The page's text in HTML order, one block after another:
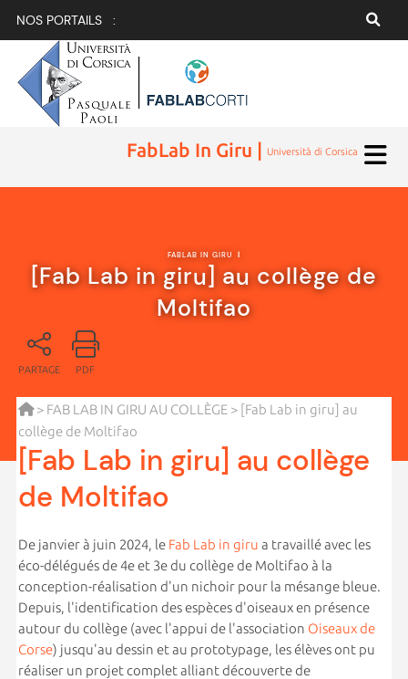
NOS PORTAILS :
FabLab In Giru | Università di Corsica
FABLAB IN GIRU |
[Fab Lab in giru] au collège de
Moltifao
PARTAGE PDF
> FAB LAB IN GIRU AU COLLÈGE > [Fab Lab in giru] au
collège de Moltifao
[Fab Lab in giru] au collège
de Moltifao
De janvier à juin 2024, le Fab Lab in giru a travaillé avec les
éco-délégués de 4e et 3e du collège de Moltifao à la
conception-réalisation d'un nichoir pour la mésange bleue.
Depuis, l'identification des espèces d'oiseaux en présence
autour du collège (avec l'appui de l'association Oiseaux de
Corse) jusqu'au dessin et au prototypage, les élèves ont pu
réaliser un projet complet alliant découverte de